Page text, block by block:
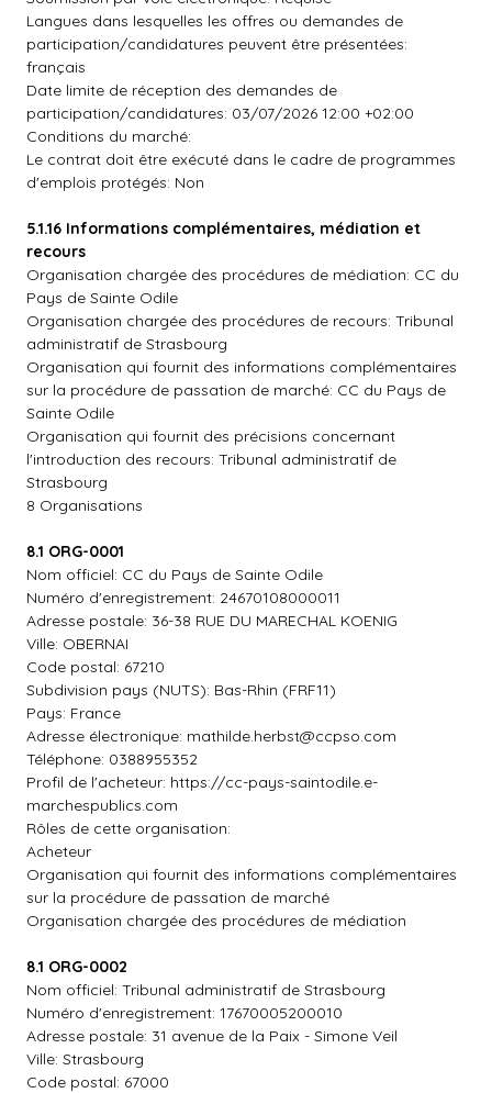
Langues dans lesquelles les offres ou demandes de
participation/candidatures peuvent être présentées:
français
Date limite de réception des demandes de
participation/candidatures: 03/07/2026 12:00 +02:00
Conditions du marché:
Le contrat doit être exécuté dans le cadre de programmes
d'emplois protégés: Non
5.1.16 Informations complémentaires, médiation et
recours
Organisation chargée des procédures de médiation: CC du
Pays de Sainte Odile
Organisation chargée des procédures de recours: Tribunal
administratif de Strasbourg
Organisation qui fournit des informations complémentaires
sur la procédure de passation de marché: CC du Pays de
Sainte Odile
Organisation qui fournit des précisions concernant
l'introduction des recours: Tribunal administratif de
Strasbourg
8 Organisations
8.1 ORG-0001
Nom officiel: CC du Pays de Sainte Odile
Numéro d'enregistrement: 24670108000011
Adresse postale: 36-38 RUE DU MARECHAL KOENIG
Ville: OBERNAI
Code postal: 67210
Subdivision pays (NUTS): Bas-Rhin (FRF11)
Pays: France
Adresse électronique: mathilde.herbst@ccpso.com
Téléphone: 0388955352
Profil de l'acheteur: https://cc-pays-saintodile.e-
marchespublics.com
Rôles de cette organisation:
Acheteur
Organisation qui fournit des informations complémentaires
sur la procédure de passation de marché
Organisation chargée des procédures de médiation
8.1 ORG-0002
Nom officiel: Tribunal administratif de Strasbourg
Numéro d'enregistrement: 17670005200010
Adresse postale: 31 avenue de la Paix - Simone Veil
Ville: Strasbourg
Code postal: 67000